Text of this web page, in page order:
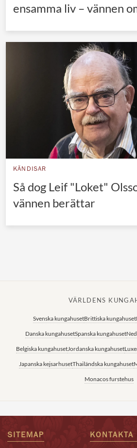
ensamma liv – vännen
KÄNDISAR
Så dog Leif "Loket"
vännen berättar
VÄRLDENS
Svenska kungahusetBrittiska kungahuset
Danska kungahusetSpanska kungahuset
Belgiska kungahusetJordanska kungahuset
Japanska kejsarhusetThailändska kungahuset
Monacos furstehus
SITEMAP KONTAKTA